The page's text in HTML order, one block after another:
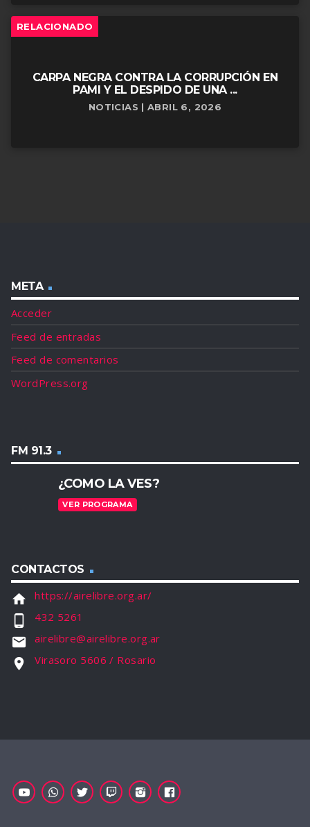
RELACIONADO
CARPA NEGRA CONTRA LA CORRUPCIÓN EN
PAMI Y EL DESPIDO DE UNA ...
NOTICIAS | ABRIL 6, 2026
META
Acceder
Feed de entradas
Feed de comentarios
WordPress.org
FM 91.3
¿COMO LA VES?
VER PROGRAMA
CONTACTOS
home https://airelibre.org.ar/
phone_android 432 5261
email airelibre@airelibre.org.ar
location_on Virasoro 5606 / Rosario